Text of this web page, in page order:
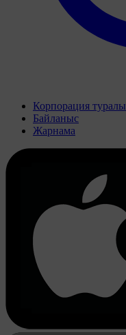
Корпорация туралы
Байланыс
Жарнама